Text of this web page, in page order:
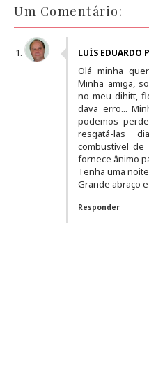
Um Comentário:
LUÍS EDUARDO
Olá minha
Minha amiga,
no meu dihitt,
dava erro...
podemos
resgatá-las
combustível
fornece ânimo
Tenha uma
Grande abraço
Responder